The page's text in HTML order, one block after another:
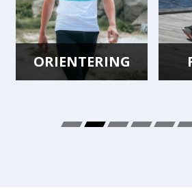
ORIENTERING